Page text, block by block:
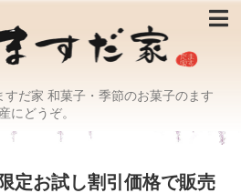
すだ家 和菓子・季節のお菓子のます
にどうぞ。
定お試し割引価格で販売